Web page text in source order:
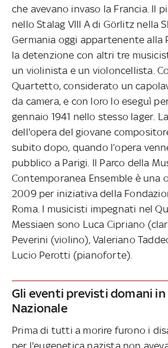
che avevano invaso la Francia. Il
nello Stalag VIII A di Görlitz nella
Germania oggi appartenente alla
la detenzione con altri tre
un violinista e un violoncellista.
Quartetto, considerato un
da camera, e con loro lo eseguì
gennaio 1941 nello stesso lager.
dell'opera del giovane
subito dopo, quando l’opera
pubblico a Parigi. Il Parco della
Contemporanea Ensemble è una
2009 per iniziativa della
Roma. I musicisti impegnati nel
Messiaen sono Luca Cipriano
Peverini (violino), Valeriano
Lucio Perotti (pianoforte).
Gli eventi previsti domani
Nazionale
Prima di tutti a morire furono i
per l'eugenetica nazista non